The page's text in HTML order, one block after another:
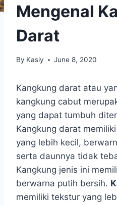
Mengenal
Darat
By Kasiy June 8, 2020
Kangkung darat atau
kangkung cabut
yang dapat tumbuh
Kangkung darat
yang lebih kecil,
serta daunnya tidak
Kangkung jenis ini
berwarna putih bersih.
memiliki tekstur yang